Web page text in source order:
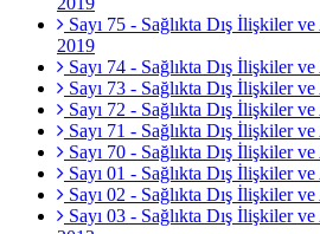
Sayı 75 - Sağlıkta Dış İlişkiler
2019
Sayı 74 - Sağlıkta Dış İlişkiler
Sayı 73 - Sağlıkta Dış İlişkiler
Sayı 72 - Sağlıkta Dış İlişkiler
Sayı 71 - Sağlıkta Dış İlişkiler
Sayı 70 - Sağlıkta Dış İlişkiler
Sayı 01 - Sağlıkta Dış İlişkiler
Sayı 02 - Sağlıkta Dış İlişkiler
Sayı 03 - Sağlıkta Dış İlişkiler